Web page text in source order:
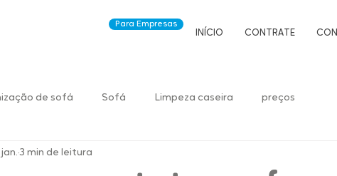
INÍCIO CONTRATE
Para Empresas
de sofá Sofá Limpeza caseira preços
3 min de leitura